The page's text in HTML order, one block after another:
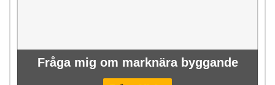
Fråga mig om marknära byggande